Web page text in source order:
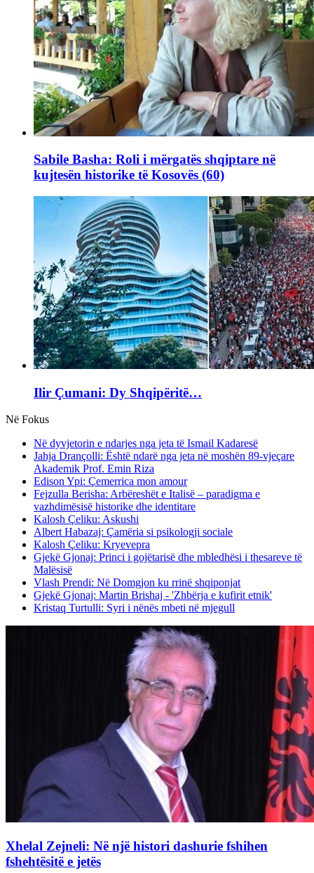
Sabile Basha: Roli i mërgatës shqiptare në
kujtesën historike të Kosovës (60)
Ilir Çumani: Dy Shqipëritë…
Në Fokus
Në dyvjetorin e ndarjes nga jeta të Ismail Kadaresë
Jahja Drançolli: Është ndarë nga jeta në moshën 89-vjeçare
Akademik Prof. Emin Riza
Edison Ypi: Çemerrica mon amour
Fejzulla Berisha: Arbëreshët e Italisë – paradigma e
vazhdimësisë historike dhe identitare
Kalosh Çeliku: Askushi
Albert Habazaj: Çamëria si psikologji sociale
Kalosh Çeliku: Kryevepra
Gjekë Gjonaj: Princi i gojëtarisë dhe mbledhësi i thesareve të
Malësisë
Vlash Prendi: Në Domgjon ku rrinë shqiponjat
Gjekë Gjonaj: Martin Brishaj - 'Zhbërja e kufirit etnik'
Kristaq Turtulli: Syri i nënës mbeti në mjegull
Xhelal Zejneli: Në një histori dashurie fshihen
fshehtësitë e jetës